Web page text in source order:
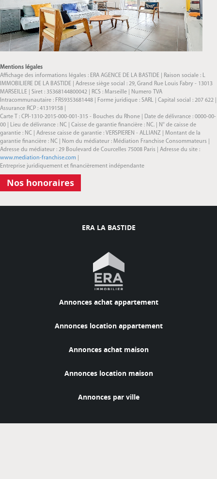
Mentions légales
Affichage des informations légales : ERA AGENCE DE LA BASTIDE | Raison sociale : L
IMMOBILIERE DE LA BASTIDE | Adresse siège social : 29, Grand Rue Louis Fabry - 13013
MARSEILLE | Siret : 35368144800042 | RCS : Marseille | Numero TVA
Intracommunautaire : FR59353681448 | Forme juridique : SARL | Capital social : 207 622 |
Assurance RCP : 41319158 |
Carte T : CPI-1310-2015-000-001-315 - Bouches du Rhone | Date de délivrance : 0000-00-
00 | Lieu de délivrance : NC | Caisse de garantie financière : NC. | N° de caisse de
garantie : NC | Adresse caisse de garantie : VERSPIEREN - ALLIANZ | Montant de la
garantie financière : NC | Nom du médiateur : Médiation Franchise Consommateurs |
Adresse du médiateur : 29 Boulevard de Courcelles 75008 Paris | Adresse du site :
www.mediation-franchise.com
Entreprise juridiquement et financièrement indépendante
Nos honoraires
ERA LA BASTIDE
Annonces achat appartement
Annonces location appartement
Annonces achat maison
Annonces location maison
Annonces par ville